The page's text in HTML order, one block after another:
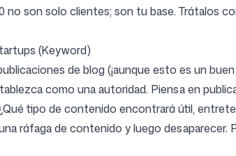
son solo clientes; son tu base. Trátalos
(Keyword)
de blog (¡aunque esto es un
como una autoridad. Piensa en
tipo de contenido encontrará útil,
ráfaga de contenido y luego desaparecer.